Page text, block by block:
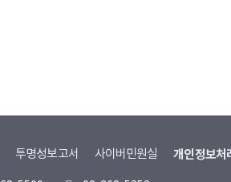
투명성보고서 사이버민원실 개인정보처